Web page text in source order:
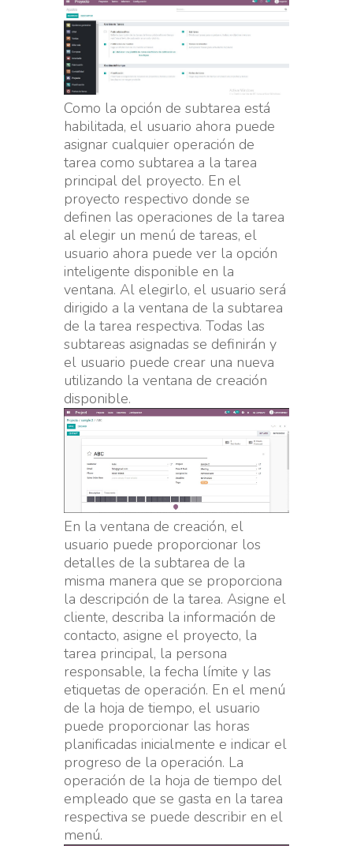
Como la opción de subtarea está
habilitada, el usuario ahora puede
asignar cualquier operación de
tarea como subtarea a la tarea
principal del proyecto. En el
proyecto respectivo donde se
definen las operaciones de la tarea
al elegir un menú de tareas, el
usuario ahora puede ver la opción
inteligente disponible en la
ventana. Al elegirlo, el usuario será
dirigido a la ventana de la subtarea
de la tarea respectiva. Todas las
subtareas asignadas se definirán y
el usuario puede crear una nueva
utilizando la ventana de creación
disponible.
En la ventana de creación, el
usuario puede proporcionar los
detalles de la subtarea de la
misma manera que se proporciona
la descripción de la tarea. Asigne el
cliente, describa la información de
contacto, asigne el proyecto, la
tarea principal, la persona
responsable, la fecha límite y las
etiquetas de operación. En el menú
de la hoja de tiempo, el usuario
puede proporcionar las horas
planificadas inicialmente e indicar el
progreso de la operación. La
operación de la hoja de tiempo del
empleado que se gasta en la tarea
respectiva se puede describir en el
menú.